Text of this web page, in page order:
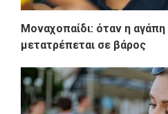
Μοναχοπαίδι: όταν η
μετατρέπεται σε βάρος